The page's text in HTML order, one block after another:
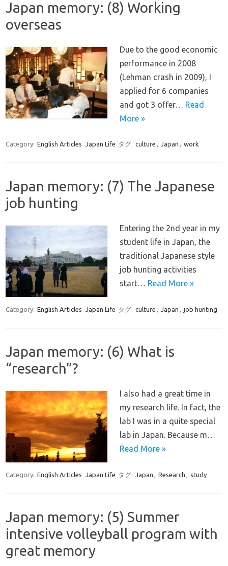
Japan memory: (8) Working
overseas
Due to the good economic
performance in 2008
(Lehman crash in 2009), I
applied for 6 companies
and got 3 offer… Read
More »
Category: English Articles Japan Life タグ: culture , Japan , work
Japan memory: (7) The Japanese
job hunting
Entering the 2nd year in my
student life in Japan, the
traditional Japanese style
job hunting activities
start… Read More »
Category: English Articles Japan Life タグ: culture , Japan , job hunting
Japan memory: (6) What is
“research”?
I also had a great time in
my research life. In fact, the
lab I was in a quite special
lab in Japan. Because m…
Read More »
Category: English Articles Japan Life タグ: Japan , Research , study
Japan memory: (5) Summer
intensive volleyball program with
great memory